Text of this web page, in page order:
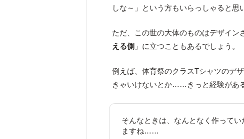
しな～」という方もいらっしゃると思
ただ、この世の大体のものはデザイ
える側 」に立つこともあるでしょう。
例えば、体育祭のクラスTシャツのデ
きゃいけないとか……きっと経験があ
そんなときは、なんとなく作って
ますね……